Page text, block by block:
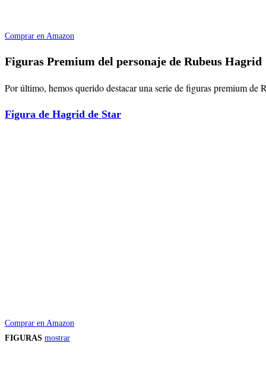
Comprar en Amazon
Figuras Premium del personaje de Rubeus Hagrid
Por último, hemos querido destacar una serie de figuras premium de
Figura de Hagrid de Star
Comprar en Amazon
FIGURAS mostrar